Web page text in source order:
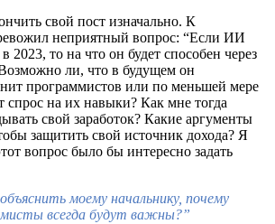
свой пост изначально. К
неприятный вопрос: “Если ИИ
2023, то на что он будет способен через
ли, что в будущем он
программистов или по меньшей мере
спрос на их навыки? Как мне тогда
свой заработок? Какие аргументы
защитить свой источник дохода? Я
вопрос было бы интересно задать
моему начальнику, почему
всегда будут важны?”